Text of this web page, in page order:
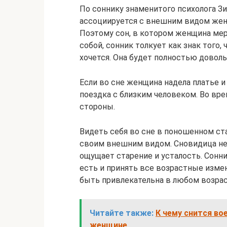
По соннику знаменитого психолога
ассоциируется с внешним видом
Поэтому сон, в котором женщина
собой, сонник толкует как знак
хочется. Она будет полностью
Если во сне женщина надела платье
поездка с близким человеком. Во
стороны.
Видеть себя во сне в поношенном
своим внешним видом. Сновидица не
ощущает старение и усталость.
есть и принять все возрастные
быть привлекательна в любом
Читайте также: К чему снится